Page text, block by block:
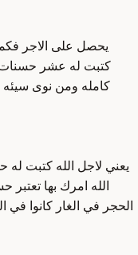
يحصل على الاجر
كتبت له عشر حسنات
كامله ومن نوى
يعني لاجل الله كتبت له
الله امرك بها تعتبر
الحجر في الغار كانوا في